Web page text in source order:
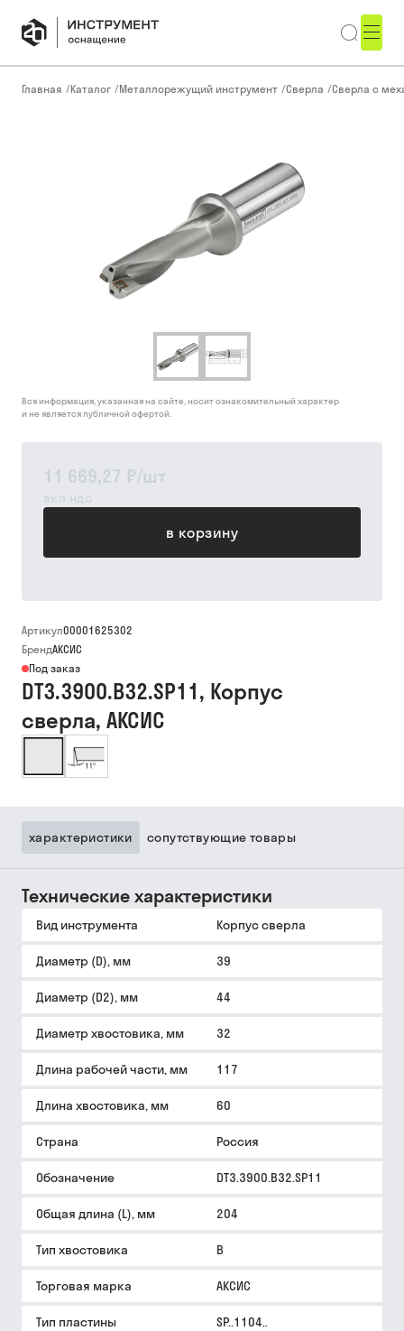
Главная /Каталог /Металлорежущий инструмент /Сверла /Сверла с
11 669,27 ₽/шт
вкл ндс
в корзину
Вся информация, указанная на сайте, носит ознакомительный характер
и не является публичной офертой.
Артикул00001625302
БрендАКСИС
Под заказ
DT3.3900.B32.SP11, Корпус
сверла, АКСИС
характеристики сопутствующие товары
Технические характеристики
Вид инструмента Корпус сверла
Диаметр (D), мм 39
Диаметр (D2), мм 44
Диаметр хвостовика, мм 32
Длина рабочей части, мм 117
Длина хвостовика, мм 60
Страна Россия
Обозначение DT3.3900.B32.SP11
Общая длина (L), мм 204
Тип хвостовика B
Торговая марка АКСИС
Тип пластины SP..1104..